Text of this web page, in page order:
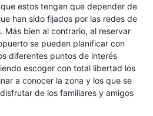
estos tengan que depender de
han sido fijados por las redes de
Más bien al contrario, al reservar
se pueden planificar con
diferentes puntos de interés
escoger con total libertad los
a conocer la zona y los que se
de los familiares y amigos